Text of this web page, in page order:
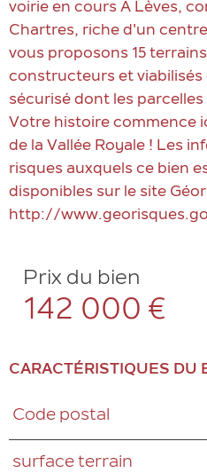
voirie en cours A Lèves,
Chartres, riche d'un
vous proposons 15
constructeurs et viabilisés
sécurisé dont les parcelles
Votre histoire commence
de la Vallée Royale ! Les
risques auxquels ce bien
disponibles sur le site
Prix du bien
142 000 €
CARACTÉRISTIQUES DU
Caractéristiques
Code postal
surface terrain